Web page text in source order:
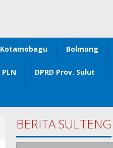
Kotamobagu Bolmong
PLN DPRD Prov. Sulut
BERITA SULTENG